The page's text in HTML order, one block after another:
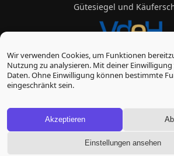
Wir verwenden Cookies, um Funktionen
Nutzung zu analysieren. Mit deiner
Daten. Ohne Einwilligung können bestimmte
eingeschränkt sein.
Akzeptieren
Einstellungen ansehen
Gütesiegel und
Mitglied im Verband des
© Vape-Laden 2026
Versandkosten, wenn nicht anders